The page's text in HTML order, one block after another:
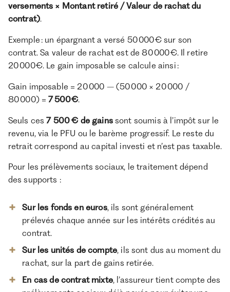
versements × Montant retiré / Valeur de rachat du
contrat).
Exemple : un épargnant a versé 50 000 € sur son
contrat. Sa valeur de rachat est de 80 000 €. Il retire
20 000 €. Le gain imposable se calcule ainsi :
Gain imposable = 20 000 – (50 000 × 20 000 /
80 000) =7 500 €.
Seuls ces7 500 € de gainssont soumis à l’impôt sur le
revenu, via le PFU ou le barème progressif. Le reste du
retrait correspond au capital investi et n’est pas taxable.
Pour les prélèvements sociaux, le traitement dépend
des supports :
Sur les fonds en euros, ils sont généralement
prélevés chaque année sur les intérêts crédités au
contrat.
Sur les unités de compte, ils sont dus au moment du
rachat, sur la part de gains retirée.
En cas de contrat mixte, l’assureur tient compte des